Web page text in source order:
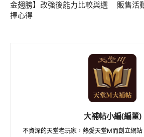
金翅膀】改強後能力比較與選
擇心得
販售活
大補帖小編(編董)
不資深的天堂老玩家，熱愛天堂M而創立網